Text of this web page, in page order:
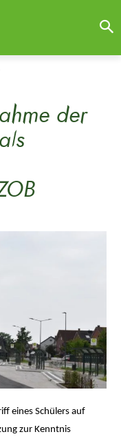
der
eines Schülers auf
zur Kenntnis